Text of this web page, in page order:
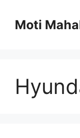
content
Moti